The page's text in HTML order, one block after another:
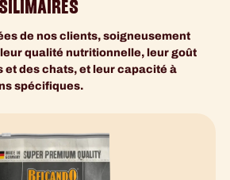
de nos clients, soigneusement
qualité nutritionnelle, leur goût
et des chats, et leur capacité à
spécifiques.